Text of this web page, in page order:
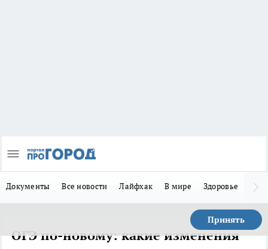
Документы Все новости Лайфхак В мире Здоровье
Принять
ОГЭ по-новому: какие изменения